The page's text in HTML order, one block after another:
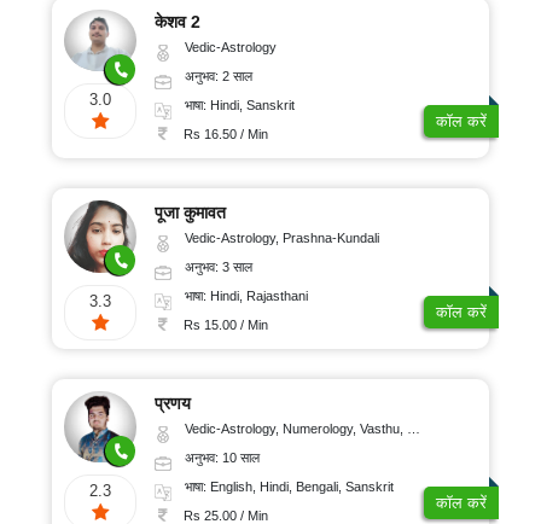
3.0
केशव 2
Vedic-Astrology
अनुभव: 2 साल
भाषा: Hindi, Sanskrit
Rs 16.50 / Min
कॉल करें
3.3
पूजा कुमावत
Vedic-Astrology, Prashna-Kundali
अनुभव: 3 साल
भाषा: Hindi, Rajasthani
Rs 15.00 / Min
कॉल करें
2.3
प्रणय
Vedic-Astrology, Numerology, Vasthu, Nadi-Astrology, Psychology, Medical-Astrology, Prashna-Kundali
अनुभव: 10 साल
भाषा: English, Hindi, Bengali, Sanskrit
Rs 25.00 / Min
कॉल करें